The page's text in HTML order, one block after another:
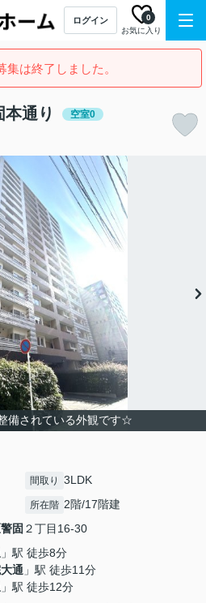
ログイン
お気に入り
0
集は終了しました。
通り 空室0
備されている外観です☆
間取り 3LDK
所在階 2階/17階建
警固 ２丁目16-30
」駅 徒歩8分
通 」駅 徒歩11分
」駅 徒歩12分